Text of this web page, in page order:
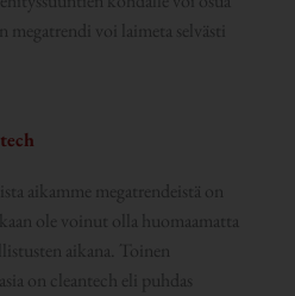
voi laimeta selvästi
aikamme megatrendeistä on
ole voinut olla huomaamatta
aikana. Toinen
on cleantech eli puhdas